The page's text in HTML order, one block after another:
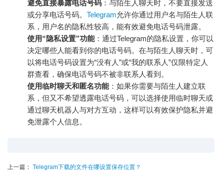
避免直接暴露电话号码 ：与陌生人聊天时，不要直接发送
或分享电话号码。 Telegram允许你通过用户名与陌生人联
系，用户名的隐私性较高，能有效避免电话号码泄露。
使用“隐私设置”功能：通过Telegram的隐私设置，你可以
决定哪些人能看到你的电话号码。在与陌生人聊天时，可
以将电话号码设置为“没有人”或“我的联系人”仅限特定人
群查看，确保电话号码不被非联系人看到。
使用临时聊天和匿名功能：如果你需要与陌生人建立联
系，但又不希望透露电话号码，可以选择使用临时聊天或
通过聊天机器人与对方互动，这样可以有效保护隐私并避
免泄露个人信息。
上一篇： Telegram下载的文件在哪设置保存位置？